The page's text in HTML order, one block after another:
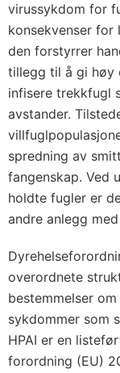
virussykdom for
konsekvenser
den forstyrrer
tillegg til å gi høy
infisere trekkfugl
avstander.
spredning av
fangenskap. Ved
holdte fugler er
andre anlegg
overordnete
bestemmelser
sykdommer som
HPAI er en
forordning (EU)